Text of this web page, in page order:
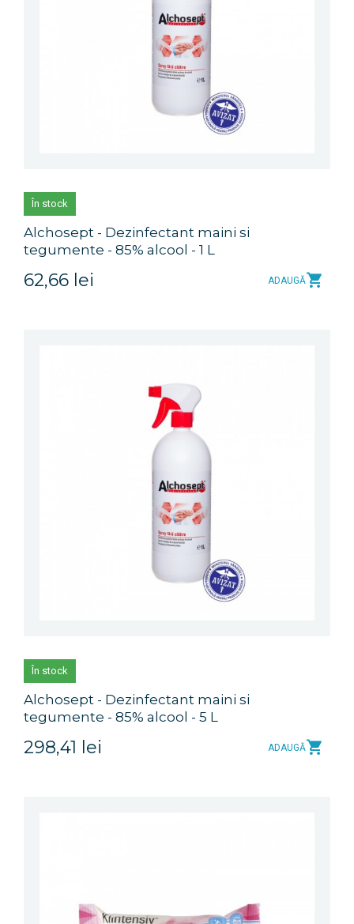
În stock
Alchosept - Dezinfectant maini si
tegumente - 85% alcool - 1 L
62,66 lei ADAUGĂ
În stock
Alchosept - Dezinfectant maini si
tegumente - 85% alcool - 5 L
298,41 lei ADAUGĂ